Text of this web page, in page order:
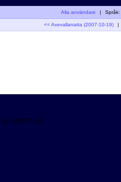
Alla användare | Språk:
<< Axevallanatta (2007-10-19)